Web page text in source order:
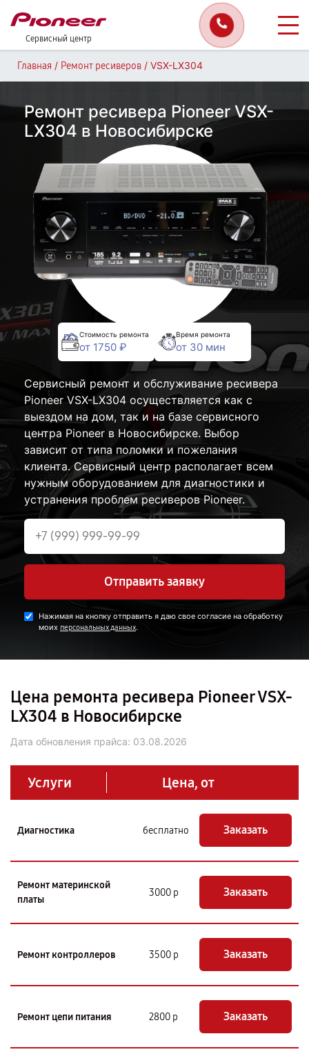
Сервисный центр
Главная / Ремонт ресиверов / VSX-LX304
Ремонт ресивера Pioneer VSX-
LX304 в Новосибирске
Стоимость ремонта
от 1750 ₽
Время ремонта
от 30 мин
Сервисный ремонт и обслуживание ресивера
Pioneer VSX-LX304 осуществляется как с
выездом на дом, так и на базе сервисного
центра Pioneer в Новосибирске. Выбор
зависит от типа поломки и пожелания
клиента. Сервисный центр располагает всем
нужным оборудованием для диагностики и
устранения проблем ресиверов Pioneer.
Отправить заявку
Нажимая на кнопку отправить я даю свое согласие на обработку
моих персональных данных.
Цена ремонта ресивера Pioneer VSX-
LX304 в Новосибирске
Дата обновления прайса: 03.08.2026
Услуги Цена, от
Диагностика бесплатно Заказать
Ремонт материнской
платы
3000 р Заказать
Ремонт контроллеров 3500 р Заказать
Ремонт цепи питания 2800 р Заказать